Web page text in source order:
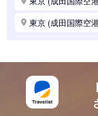
東京 (東京国際空
東京 (東京国際空
東京 (東京国際空
東京 (東京国際空
東京 (成田国際空
東京 (東京国際空
東京 (成田国際空
東京 (成田国際空